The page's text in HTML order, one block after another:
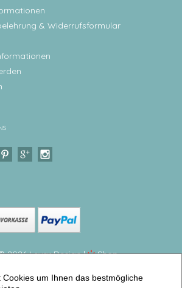
& Widerrufsformular
2026 Levar Design |
Shop
Faultier Zauberhaftes
Cookies um Ihnen das bestmögliche